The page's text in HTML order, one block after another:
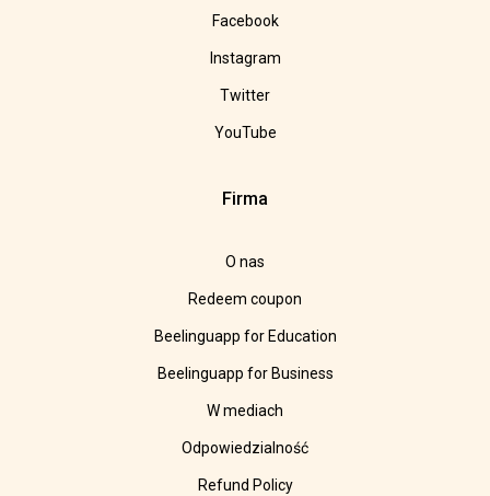
Facebook
Instagram
Twitter
YouTube
Firma
O nas
Redeem coupon
Beelinguapp for Education
Beelinguapp for Business
W mediach
Odpowiedzialność
Refund Policy